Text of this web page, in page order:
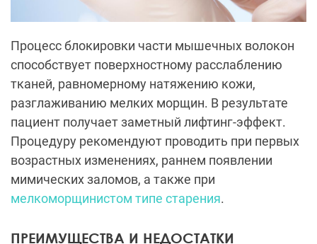
Процесс блокировки части мышечных волокон
способствует поверхностному расслаблению
тканей, равномерному натяжению кожи,
разглаживанию мелких морщин. В результате
пациент получает заметный лифтинг-эффект.
Процедуру рекомендуют проводить при первых
возрастных изменениях, раннем появлении
мимических заломов, а также при
мелкоморщинистом типе старения.
ПРЕИМУЩЕСТВА И НЕДОСТАТКИ